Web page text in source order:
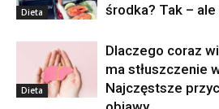
Dieta
środka? Tak – ale
Dieta
Dlaczego coraz
ma stłuszczenie
Najczęstsze